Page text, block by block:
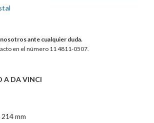
ante cualquier duda.
en el número 11 4811-0507.
A DA VINCI
mm